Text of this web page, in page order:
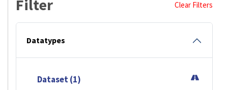
Filter Clear Filters
Datatypes
Dataset (1)